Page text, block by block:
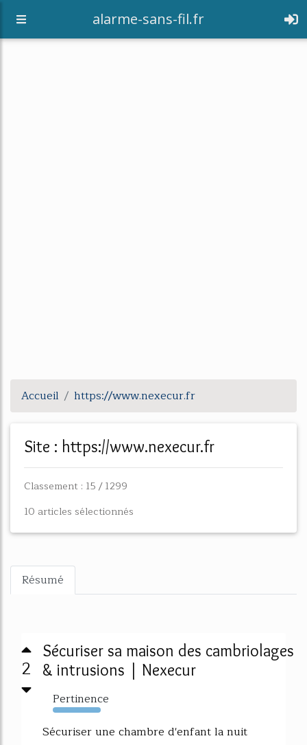
alarme-sans-fil.fr
Accueil https://www.nexecur.fr
Site : https://www.nexecur.fr
Classement : 15 / 1299
10 articles sélectionnés
Résumé
2
Sécuriser sa maison des cambriolages
& intrusions | Nexecur
Pertinence
15073%
Sécuriser une chambre d'enfant la nuit